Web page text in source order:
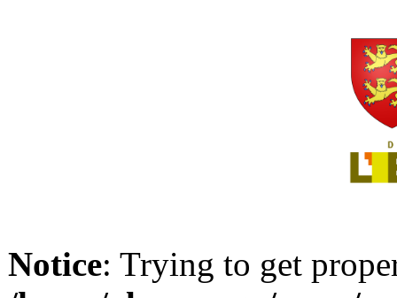
Notice: Trying to get